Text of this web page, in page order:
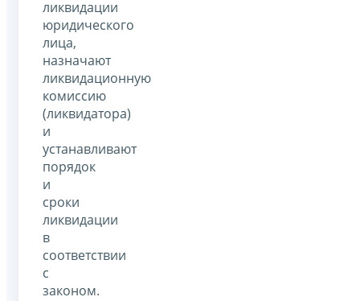
ликвидации
юридического
лица,
назначают
ликвидационную
комиссию
(ликвидатора)
и
устанавливают
порядок
и
сроки
ликвидации
в
соответствии
с
законом.